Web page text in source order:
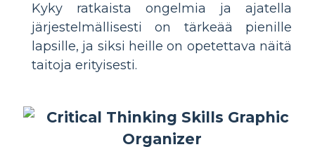
Kyky ratkaista ongelmia ja ajatella
järjestelmällisesti on tärkeää pienille
lapsille, ja siksi heille on opetettava näitä
taitoja erityisesti.